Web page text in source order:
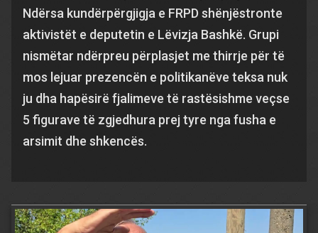
Ndërsa kundërpërgjigja e FRPD shënjëstronte
aktivistët e deputetin e Lëvizja Bashkë. Grupi
nismëtar ndërpreu përplasjet me thirrje për të
mos lejuar prezencën e politikanëve teksa nuk
ju dha hapësirë fjalimeve të rastësishme veçse
5 figurave të zgjedhura prej tyre nga fusha e
arsimit dhe shkencës.